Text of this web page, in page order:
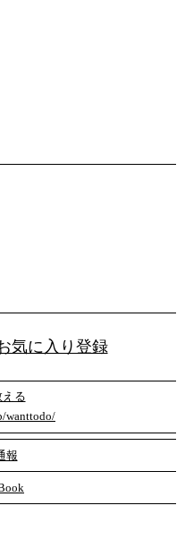
気に入り登録
る
wanttodo/
報